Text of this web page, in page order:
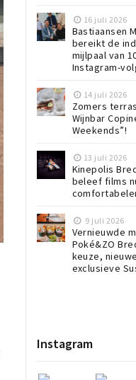
16 juli 2026
Bastiaansen
bereikt de
mijlpaal van
Instagram-
14 juli 2026
Zomers
Wijnbar
Weekends”!
13 juli 2026
Kinepolis
beleef films
9 juli 2026
Vernieuwde
Poké&ZO
keuze,
exclusieve
Instagram